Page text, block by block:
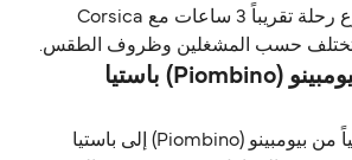
ساعات 5 دقايق. أسرع رحلة تقريباً 3 ساعات مع Corsica
جداول مشغلي بيومبينو (Piombino) باستيا
يوجد 2 رحلات أسبوعياً من بيومبينو (Piombino) إلى باستيا